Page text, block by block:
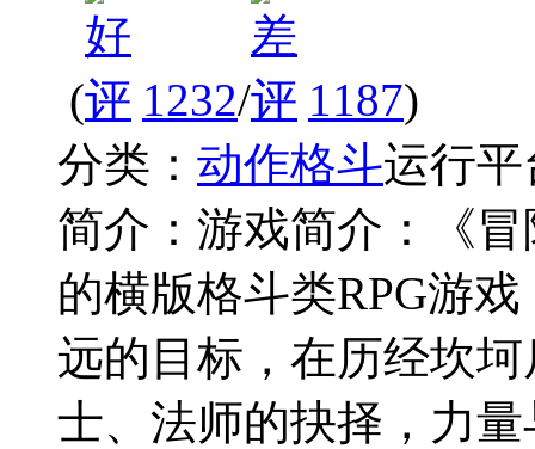
( 1232/ 1187)
分类： 动作格斗运行平
简介： 游戏简介：《
的横版格斗类RPG游
远的目标，在历经坎
士、法师的抉择，力